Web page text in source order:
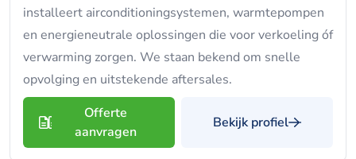
installeert airconditioningsystemen, warmtepompen
en energieneutrale oplossingen die voor verkoeling óf
verwarming zorgen. We staan bekend om snelle
opvolging en uitstekende aftersales.
Offerte
aanvragen
Bekijk profiel